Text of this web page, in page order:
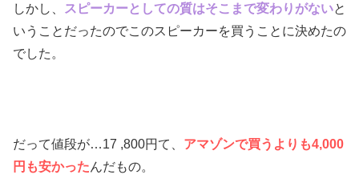
しかし、 スピーカーとしての質はそこまで変わりがないと
いうことだったのでこのスピーカーを買うことに決めたの
でした。
だって値段が…17 ,800円て、 アマゾンで買うよりも4,000
円も安かったんだもの。